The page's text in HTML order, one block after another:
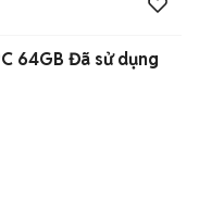
64GB Đã sử dụng